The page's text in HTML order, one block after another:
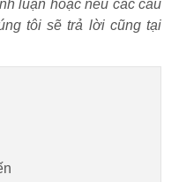
luận hoặc nêu các câu
tôi sẽ trả lời cũng tại